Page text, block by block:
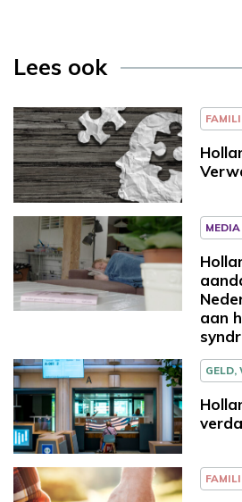
Lees ook
aan
GELD,